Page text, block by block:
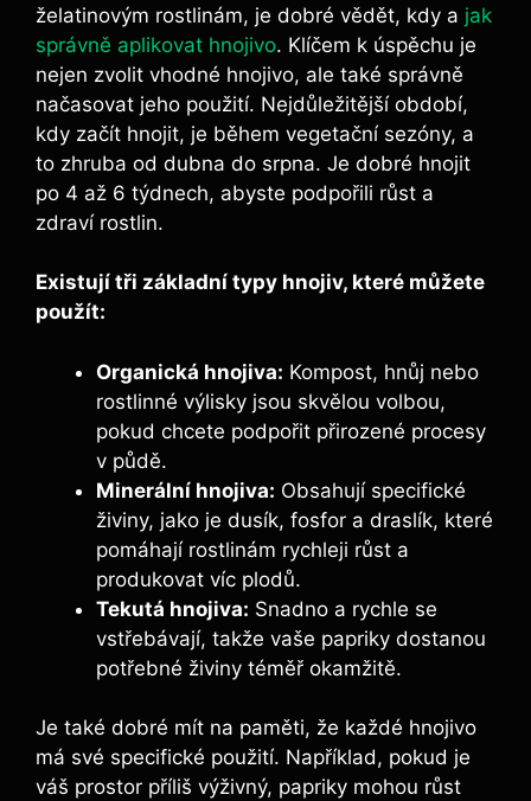
želatinovým​ rostlinám, je dobré vědět, kdy a jak
‌správně aplikovat hnojivo.⁣ Klíčem k úspěchu je
nejen zvolit vhodné hnojivo, ⁣ale také ⁣správně
načasovat jeho použití. ⁣Nejdůležitější ‍období,
kdy začít ⁣hnojit, je ​během ⁣vegetační sezóny, a
to⁢ zhruba od‍ dubna do srpna. ⁢Je ⁤dobré hnojit
po 4 až 6 týdnech, abyste podpořili růst a
zdraví rostlin.
Existují ⁢tři⁤ základní typy hnojiv,⁢ které můžete
použít:
Organická hnojiva: Kompost, hnůj⁢ nebo
rostlinné výlisky jsou skvělou⁣ volbou,⁢
pokud⁤ chcete podpořit přirozené procesy
⁤v půdě.
Minerální⁤ hnojiva: Obsahují specifické
živiny, jako je dusík, fosfor a draslík, které
pomáhají rostlinám ‍rychleji růst a
produkovat víc plodů.
Tekutá hnojiva: Snadno a rychle se
⁤vstřebávají, takže vaše papriky dostanou
potřebné ‌živiny⁤ téměř okamžitě.
Je také dobré mít na paměti, že‍ každé​ hnojivo
má své specifické použití. Například, pokud je
váš prostor příliš ‍výživný, papriky mohou⁤ růst